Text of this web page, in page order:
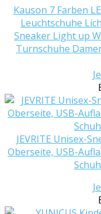
Kauson 7 Farben
Leuchtschuhe
Sneaker Light up
Turnschuhe
JEVRITE Unisex-
Oberseite, USB-